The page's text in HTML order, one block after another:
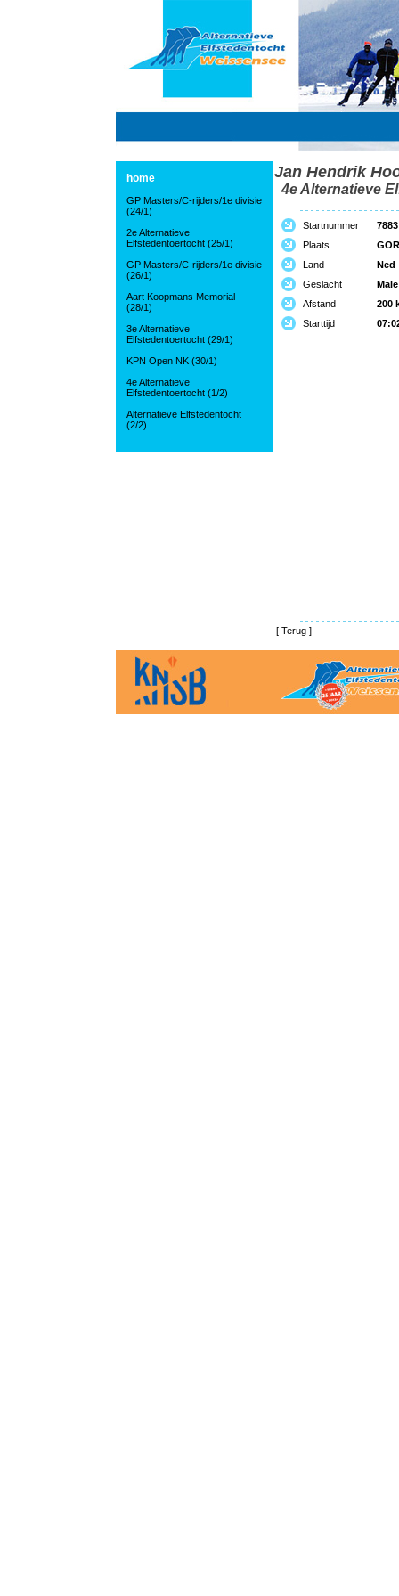
home
GP Masters/C-rijders/1e divisie
(24/1)
2e Alternatieve
Elfstedentoertocht (25/1)
GP Masters/C-rijders/1e divisie
(26/1)
Aart Koopmans Memorial
(28/1)
3e Alternatieve
Elfstedentoertocht (29/1)
KPN Open NK (30/1)
4e Alternatieve
Elfstedentoertocht (1/2)
Alternatieve Elfstedentocht
(2/2)
Jan Hendrik
4e Alternatieve
Startnummer
7883
Plaats
Land
Ned
Geslacht
Male
Afstand
200
Starttijd
[ Terug ]